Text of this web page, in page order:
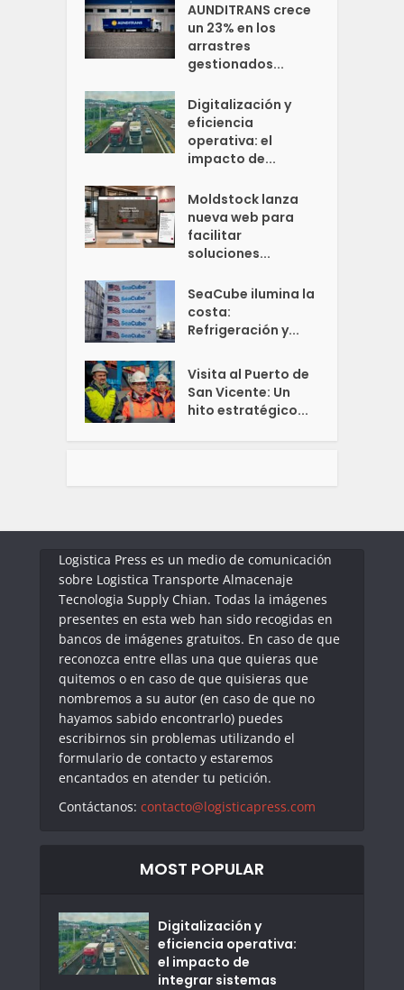
AUNDITRANS crece
un 23% en los
arrastres
gestionados...
Digitalización y
eficiencia
operativa: el
impacto de...
Moldstock lanza
nueva web para
facilitar
soluciones...
SeaCube ilumina la
costa:
Refrigeración y...
Visita al Puerto de
San Vicente: Un
hito estratégico...
Logistica Press es un medio de comunicación
sobre Logistica Transporte Almacenaje
Tecnologia Supply Chian. Todas la imágenes
presentes en esta web han sido recogidas en
bancos de imágenes gratuitos. En caso de que
reconozca entre ellas una que quieras que
quitemos o en caso de que quisieras que
nombremos a su autor (en caso de que no
hayamos sabido encontrarlo) puedes
escribirnos sin problemas utilizando el
formulario de contacto y estaremos
encantados en atender tu petición.
Contáctanos: contacto@logisticapress.com
MOST POPULAR
Digitalización y
eficiencia operativa:
el impacto de
integrar sistemas